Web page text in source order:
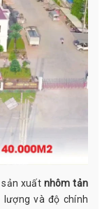
sản xuất nhôm tản
lượng và độ chính